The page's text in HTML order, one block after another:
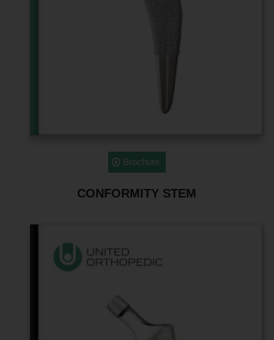
Brochure
CONFORMITY STEM